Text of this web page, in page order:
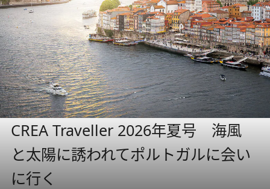
CREA Traveller 2026年夏号 海風
と太陽に誘われてポルトガルに会い
に行く